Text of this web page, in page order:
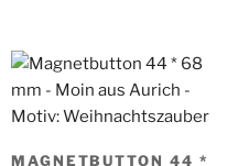
MAGNETBUTTON 44 *